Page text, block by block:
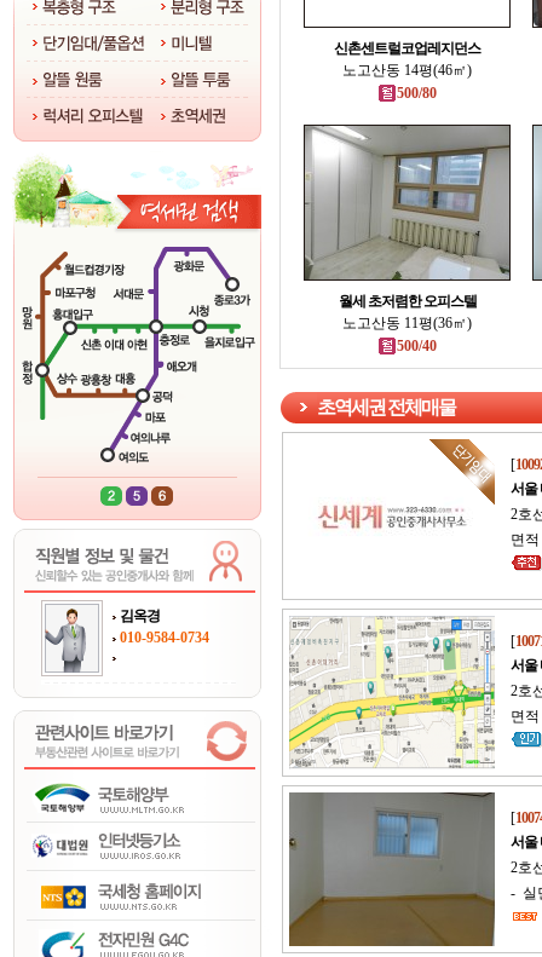
김옥경
010-9584-0734
신촌센트럴코업레지던스
노고산동 14평(46㎡)
500/80
월세 초저렴한 오피스텔
노고산동 11평(36㎡)
500/40
초역세권 전체매물
[
서울
2호
면
[
서울
2호
면
[
서울
2호
- 실